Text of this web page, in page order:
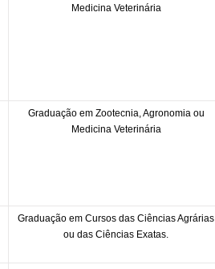
Medicina Veterinária
Graduação em Zootecnia, Agronomia ou
Medicina Veterinária
Graduação em Cursos das Ciências Agrárias
ou das Ciências Exatas.